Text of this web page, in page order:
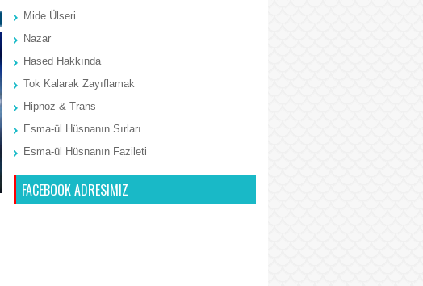
Mide Ülseri
Nazar
Hased Hakkında
Tok Kalarak Zayıflamak
Hipnoz & Trans
Esma-ül Hüsnanın Sırları
Esma-ül Hüsnanın Fazileti
FACEBOOK ADRESIMIZ